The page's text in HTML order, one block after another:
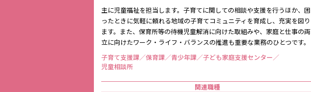
主に児童福祉を担当します。子育てに関しての相談や支援を行うほか、困
ったときに気軽に頼れる地域の子育てコミュニティを育成し、充実を図り
ます。また、保育所等の待機児童解消に向けた取組みや、家庭と仕事の両
立に向けたワーク・ライフ・バランスの推進も重要な業務のひとつです。
子育て支援課／保育課／青少年課／子ども家庭支援センター／
児童相談所
関連職種